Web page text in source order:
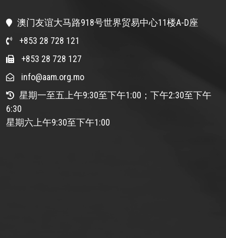
澳门友谊大马路918号世界贸易中心11楼A-D座
+853 28 728 121
+853 28 728 127
info@aam.org.mo
星期一至五上午9:30至下午1:00；下午2:30至下午
6:30
星期六上午9:30至下午1:00